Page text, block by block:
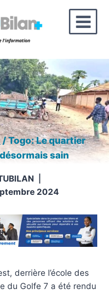
/Togo: Le quartier
sain
2024
derrière l’école des
du Golfe 7 a été rendu